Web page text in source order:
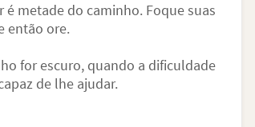
é metade do caminho. Foque suas
então ore.
for escuro, quando a dificuldade
de lhe ajudar.